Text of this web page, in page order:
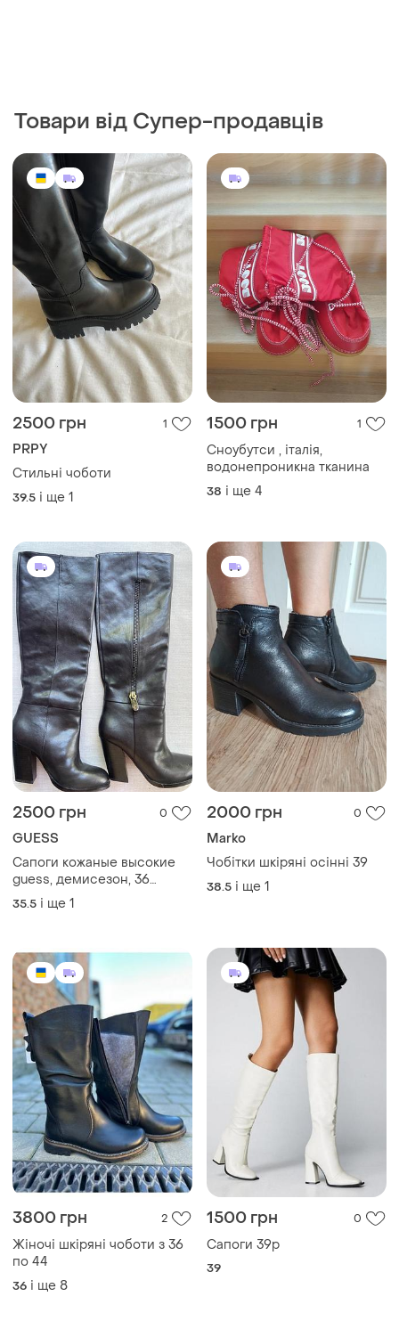
2500 грн 1
PRPY
Стильні чоботи
39.5 і ще 1
1500 грн 1
Cноубутси , італія,
водонепроникна тканина
38 і ще 4
2500 грн 0
GUESS
Сапоги кожаные высокие
guess, демисезон, 36
размер
35.5 і ще 1
2000 грн 0
Marko
Чобітки шкіряні осінні 39
38.5 і ще 1
3800 грн 2
Жіночі шкіряні чоботи з 36
по 44
36 і ще 8
1500 грн
Сапоги 39р
39